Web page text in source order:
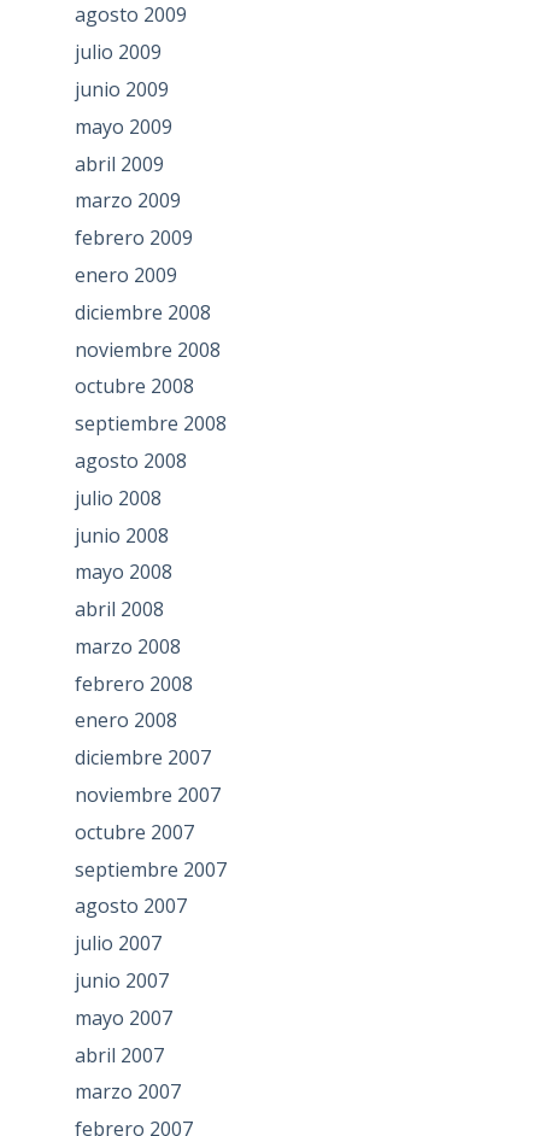
agosto 2009
julio 2009
junio 2009
mayo 2009
abril 2009
marzo 2009
febrero 2009
enero 2009
diciembre 2008
noviembre 2008
octubre 2008
septiembre 2008
agosto 2008
julio 2008
junio 2008
mayo 2008
abril 2008
marzo 2008
febrero 2008
enero 2008
diciembre 2007
noviembre 2007
octubre 2007
septiembre 2007
agosto 2007
julio 2007
junio 2007
mayo 2007
abril 2007
marzo 2007
febrero 2007